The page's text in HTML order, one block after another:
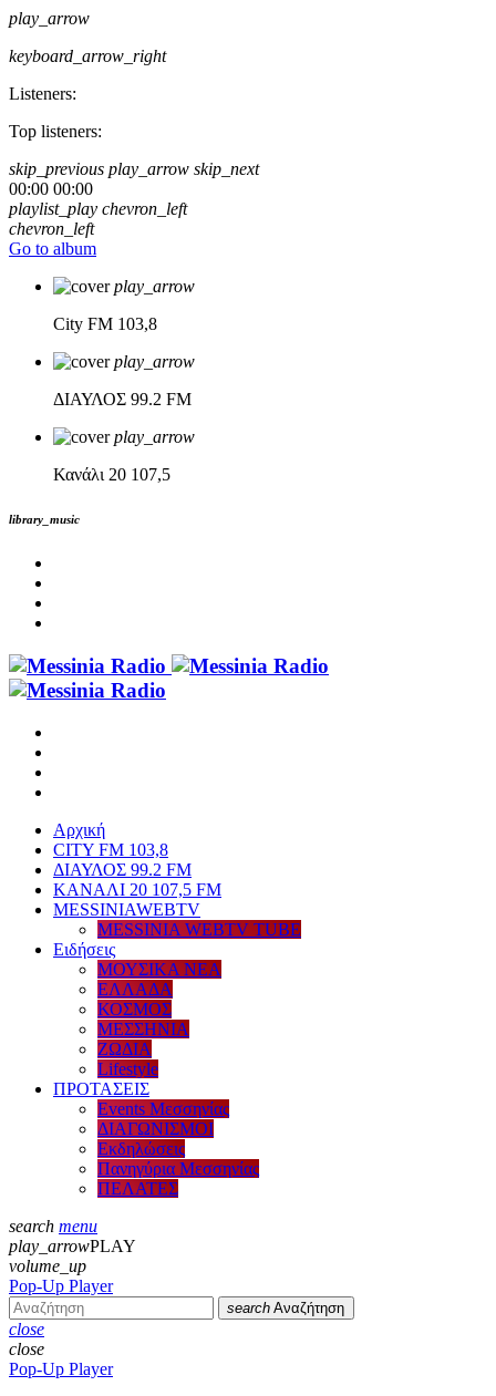
play_arrow
keyboard_arrow_right
Listeners:
Top listeners:
skip_previous play_arrow skip_next
00:00 00:00
playlist_play chevron_left
chevron_left
Go to album
play_arrow
City FM 103,8
play_arrow
ΔΙΑΥΛΟΣ 99.2 FM
play_arrow
Κανάλι 20 107,5
library_music
Αρχική
CITY FM 103,8
ΔΙΑΥΛΟΣ 99.2 FM
ΚΑΝΑΛΙ 20 107,5 FM
MESSINIAWEBTV
MESSINIA WEBTV TUBE
Eιδήσεις
ΜΟΥΣΙΚΑ ΝΕΑ
ΕΛΛΑΔΑ
ΚΟΣΜΟΣ
ΜΕΣΣΗΝΙΑ
ΖΩΔΙΑ
Lifestyle
ΠΡΟΤΑΣΕΙΣ
Events Μεσσηνίας
ΔΙΑΓΩΝΙΣΜΟΙ
Εκδηλώσεις
Πανηγύρια Μεσσηνίας
ΠΕΛΑΤΕΣ
search menu
play_arrowPLAY
volume_up
Pop-Up Player
search Αναζήτηση
close
close
Pop-Up Player